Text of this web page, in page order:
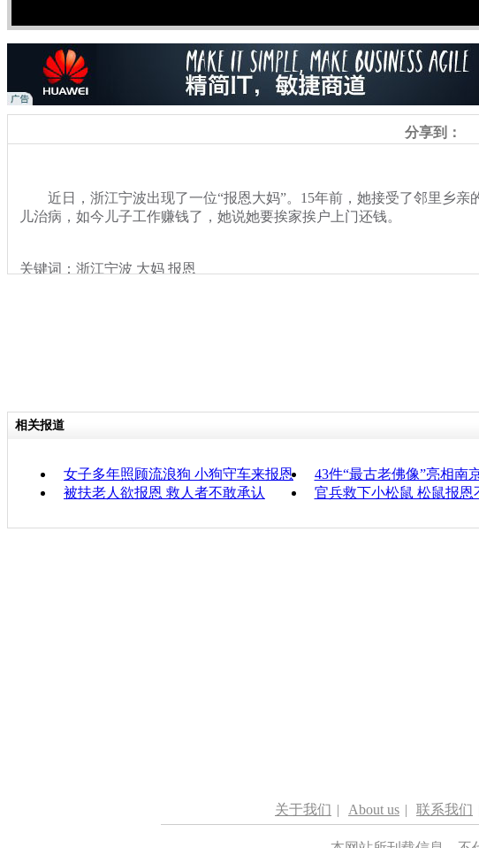
分享到：
近日，浙江宁波出现了一位“报恩大妈”。15年前，她接受了邻里乡亲
儿治病，如今儿子工作赚钱了，她说她要挨家挨户上门还钱。
关键词：浙江宁波 大妈 报恩
相关报道
女子多年照顾流浪狗 小狗守车来报恩
43件“最古老佛像”亮相南
被扶老人欲报恩 救人者不敢承认
官兵救下小松鼠 松鼠报恩
关于我们 | About us | 联系我们